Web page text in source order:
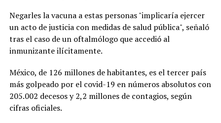
Negarles la vacuna a estas personas "implicaría ejercer
un acto de justicia con medidas de salud pública", señaló
tras el caso de un oftalmólogo que accedió al
inmunizante ilícitamente.
México, de 126 millones de habitantes, es el tercer país
más golpeado por el covid-19 en números absolutos con
205.002 decesos y 2,2 millones de contagios, según
cifras oficiales.